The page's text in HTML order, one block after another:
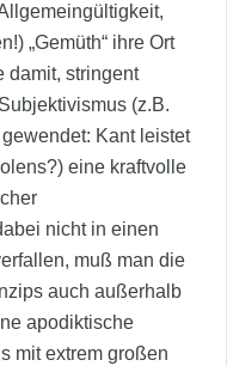
„Gemüth“ ihre Ort
damit, stringent
(z.B.
Kant leistet
eine kraftvolle
nicht in einen
muß man die
auch außerhalb
apodiktische
mit extrem großen